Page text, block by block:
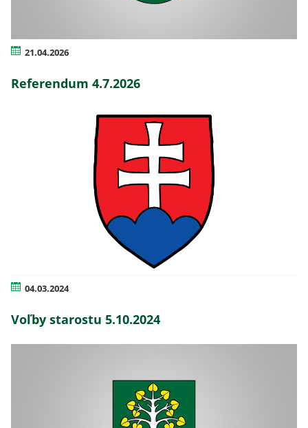
21.04.2026
Referendum 4.7.2026
04.03.2024
Voľby starostu 5.10.2024